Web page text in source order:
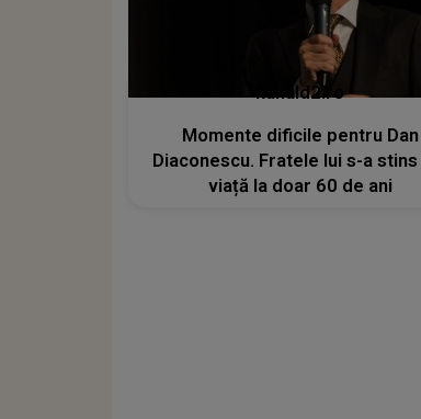
kanald2.ro
Momente dificile pentru Dan
Diaconescu. Fratele lui s-a stins
viață la doar 60 de ani